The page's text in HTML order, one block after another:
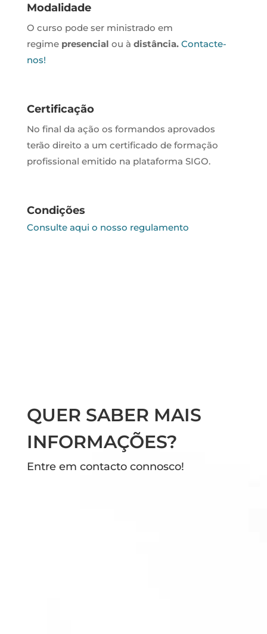
Modalidade
O curso pode ser ministrado em
regime presencial ou à distância. Contacte-
nos!
Certificação
No final da ação os formandos aprovados
terão direito a um certificado de formação
profissional emitido na plataforma SIGO.
Condições
Consulte aqui o nosso regulamento
QUER SABER MAIS
INFORMAÇÕES?
Entre em contacto connosco!